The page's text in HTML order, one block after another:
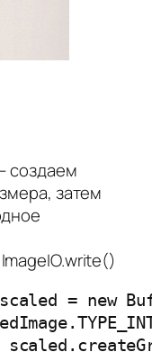
создаем
затем
= new